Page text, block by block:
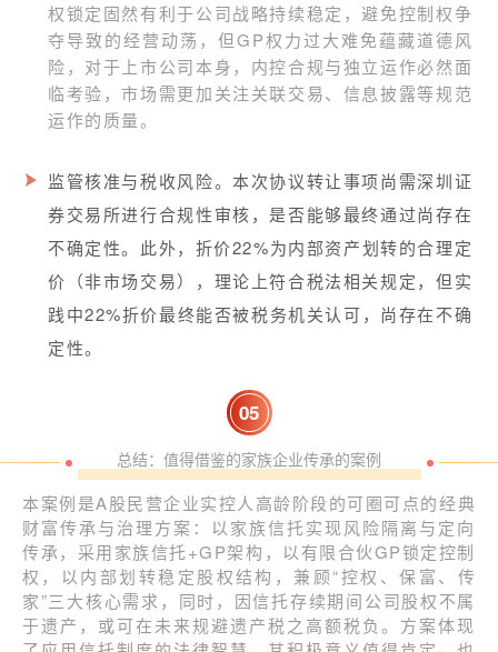
权锁定固然有利于公司战略持续稳定，避免控制权争
夺导致的经营动荡，但GP权力过大难免蕴藏道德风
险，对于上市公司本身，内控合规与独立运作必然面
临考验，市场需更加关注关联交易、信息披露等规范
运作的质量。
监管核准与税收风险。本次协议转让事项尚需深圳证
券交易所进行合规性审核，是否能够最终通过尚存在
不确定性。此外，折价22%为内部资产划转的合理定
价（非市场交易），理论上符合税法相关规定，但实
践中22%折价最终能否被税务机关认可，尚存在不确
定性。
05
总结：值得借鉴的家族企业传承的案例
本案例是A股民营企业实控人高龄阶段的可圈可点的经典
财富传承与治理方案：以家族信托实现风险隔离与定向
传承，采用家族信托+GP架构，以有限合伙GP锁定控制
权，以内部划转稳定股权结构，兼顾“控权、保富、传
家”三大核心需求，同时，因信托存续期间公司股权不属
于遗产，或可在未来规避遗产税之高额税负。方案体现